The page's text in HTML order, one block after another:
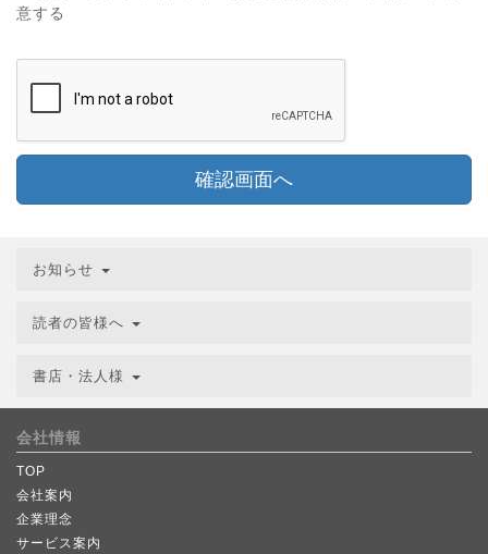
意する
確認画面へ
お知らせ
読者の皆様へ
書店・法人様
会社情報
TOP
会社案内
企業理念
サービス案内